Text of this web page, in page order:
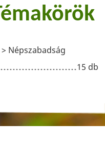
> Népszabadság
15 db